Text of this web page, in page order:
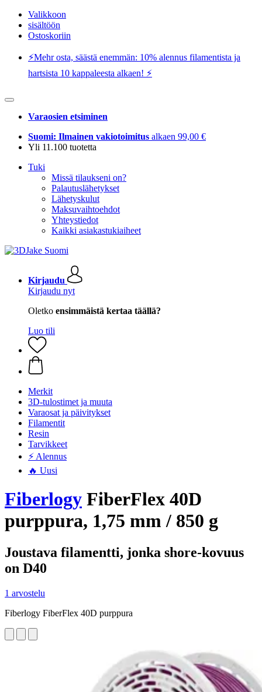
Valikkoon
sisältöön
Ostoskoriin
⚡️Mehr osta, säästä enemmän: 10% alennus filamentista ja
hartsista 10 kappaleesta alkaen! ⚡️
Varaosien etsiminen
Suomi: Ilmainen vakiotoimitus alkaen 99,00 €
Yli 11.100 tuotetta
Tuki
Missä tilaukseni on?
Palautuslähetykset
Lähetyskulut
Maksuvaihtoehdot
Yhteystiedot
Kaikki asiakastukiaiheet
Kirjaudu
Kirjaudu nyt
Oletko ensimmäistä kertaa täällä?
Luo tili
Merkit
3D-tulostimet ja muuta
Varaosat ja päivitykset
Filamentit
Resin
Tarvikkeet
⚡ Alennus
🔥 Uusi
Fiberlogy FiberFlex 40D
purppura, 1,75 mm / 850 g
Joustava filamentti, jonka shore-kovuus
on D40
1 arvostelu
Fiberlogy FiberFlex 40D purppura